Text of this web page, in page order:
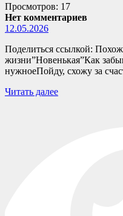
Просмотров: 17
Нет комментариев
12.05.2026
Поделиться ссылкой:
жизни”Новенькая”Как
нужноеПойду, схожу за
Читать далее